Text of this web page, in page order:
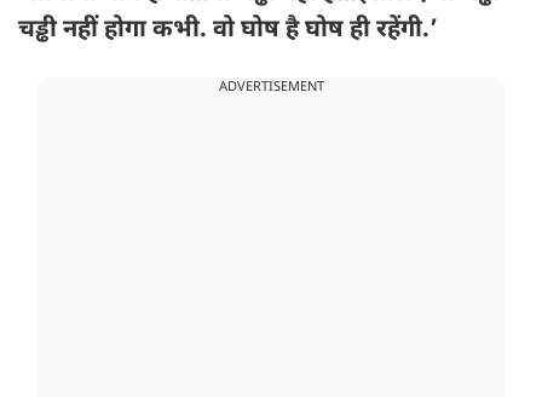
चड्ढी नहीं होगा कभी. वो घोष है घोष ही रहेंगी.’
ADVERTISEMENT